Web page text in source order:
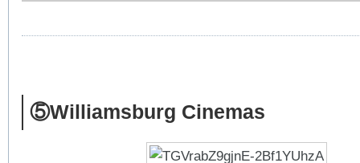
⑤Williamsburg Cinemas